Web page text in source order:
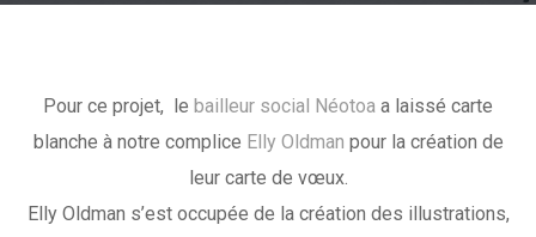
Pour ce projet, le bailleur social Néotoa a laissé carte
blanche à notre complice Elly Oldman pour la création de
leur carte de vœux.
Elly Oldman s’est occupée de la création des illustrations,